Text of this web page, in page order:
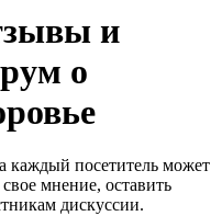
и
о
каждый посетитель может
мнение, оставить
дискуссии.